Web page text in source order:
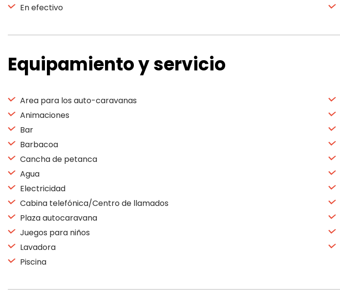
En efectivo
Equipamiento y servicio
Area para los auto-caravanas
Animaciones
Bar
Barbacoa
Cancha de petanca
Agua
Electricidad
Cabina telefónica/Centro de llamados
Plaza autocaravana
Juegos para niños
Lavadora
Piscina